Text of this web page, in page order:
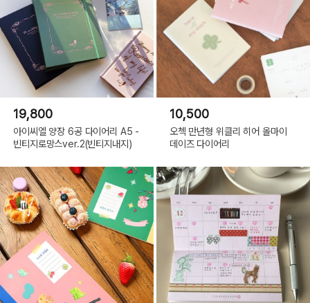
19,800
아이씨엘 양장 6공 다이어리 A5 -
빈티지로망스ver.2(빈티지내지)
10,500
오첵 만년형 위클리 히어 올마이
데이즈 다이어리